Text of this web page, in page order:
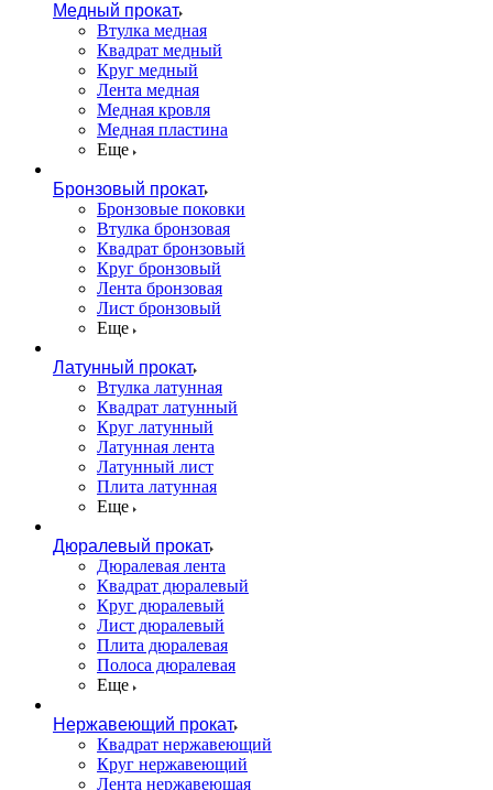
Медный прокат
Втулка медная
Квадрат медный
Круг медный
Лента медная
Медная кровля
Медная пластина
Еще
Бронзовый прокат
Бронзовые поковки
Втулка бронзовая
Квадрат бронзовый
Круг бронзовый
Лента бронзовая
Лист бронзовый
Еще
Латунный прокат
Втулка латунная
Квадрат латунный
Круг латунный
Латунная лента
Латунный лист
Плита латунная
Еще
Дюралевый прокат
Дюралевая лента
Квадрат дюралевый
Круг дюралевый
Лист дюралевый
Плита дюралевая
Полоса дюралевая
Еще
Нержавеющий прокат
Квадрат нержавеющий
Круг нержавеющий
Лента нержавеющая